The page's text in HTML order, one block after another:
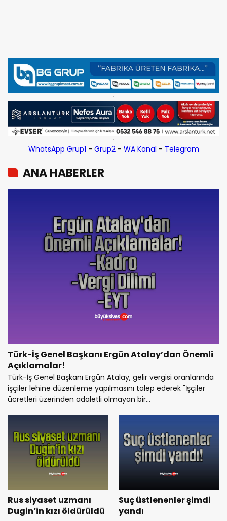
WhatsApp Grup1 - Grup2- WA Kanal - Telegram
ANA HABERLER
Türk-İş Genel Başkanı Ergün Atalay’dan Önemli
Açıklamalar!
Türk-İş Genel Başkanı Ergün Atalay, gelir vergisi oranlarında
işçiler lehine düzenleme yapılmasını talep ederek "İşçiler
ücretleri üzerinden adaletli olmayan bir...
Rus siyaset uzmanı
Dugin’in kızı öldürüldü
Suç üstlenenler şimdi
yandı